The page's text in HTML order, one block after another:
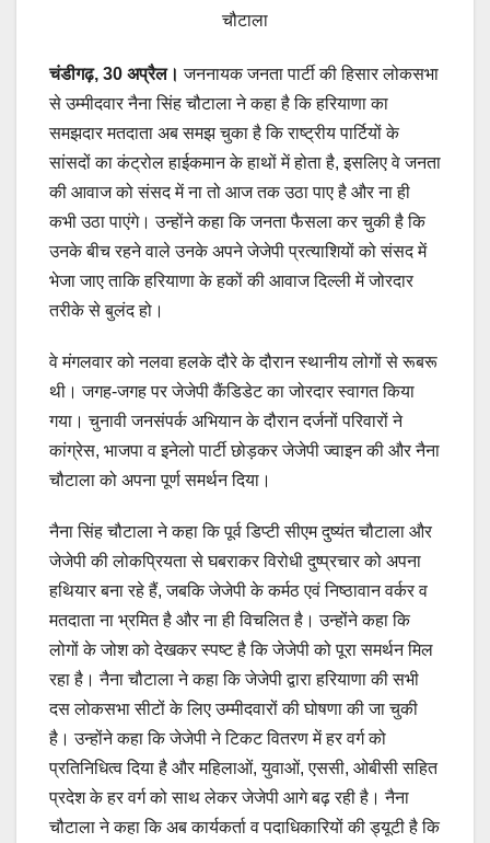
चौटाला
चंडीगढ़, 30 अप्रैल। जननायक जनता पार्टी की हिसार लोकसभा
से उम्मीदवार नैना सिंह चौटाला ने कहा है कि हरियाणा का
समझदार मतदाता अब समझ चुका है कि राष्ट्रीय पार्टियों के
सांसदों का कंट्रोल हाईकमान के हाथों में होता है, इसलिए वे जनता
की आवाज को संसद में ना तो आज तक उठा पाए है और ना ही
कभी उठा पाएंगे। उन्होंने कहा कि जनता फैसला कर चुकी है कि
उनके बीच रहने वाले उनके अपने जेजेपी प्रत्याशियों को संसद में
भेजा जाए ताकि हरियाणा के हकों की आवाज दिल्ली में जोरदार
तरीके से बुलंद हो।
वे मंगलवार को नलवा हलके दौरे के दौरान स्थानीय लोगों से रूबरू
थी। जगह-जगह पर जेजेपी कैंडिडेट का जोरदार स्वागत किया
गया। चुनावी जनसंपर्क अभियान के दौरान दर्जनों परिवारों ने
कांग्रेस, भाजपा व इनेलो पार्टी छोड़कर जेजेपी ज्वाइन की और नैना
चौटाला को अपना पूर्ण समर्थन दिया।
नैना सिंह चौटाला ने कहा कि पूर्व डिप्टी सीएम दुष्यंत चौटाला और
जेजेपी की लोकप्रियता से घबराकर विरोधी दुष्प्रचार को अपना
हथियार बना रहे हैं, जबकि जेजेपी के कर्मठ एवं निष्ठावान वर्कर व
मतदाता ना भ्रमित है और ना ही विचलित है। उन्होंने कहा कि
लोगों के जोश को देखकर स्पष्ट है कि जेजेपी को पूरा समर्थन मिल
रहा है। नैना चौटाला ने कहा कि जेजेपी द्वारा हरियाणा की सभी
दस लोकसभा सीटों के लिए उम्मीदवारों की घोषणा की जा चुकी
है। उन्होंने कहा कि जेजेपी ने टिकट वितरण में हर वर्ग को
प्रतिनिधित्व दिया है और महिलाओं, युवाओं, एससी, ओबीसी सहित
प्रदेश के हर वर्ग को साथ लेकर जेजेपी आगे बढ़ रही है। नैना
चौटाला ने कहा कि अब कार्यकर्ता व पदाधिकारियों की ड्यूटी है कि